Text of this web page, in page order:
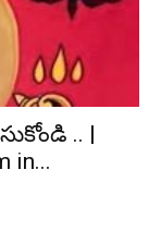
.. |
in...